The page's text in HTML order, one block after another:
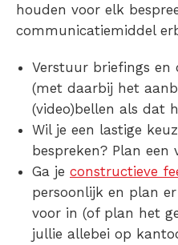
houden voor elk
communicatiemiddel
Verstuur briefings
(met daarbij het
(video)bellen als dat
Wil je een lastige
bespreken? Plan een
Ga je constructieve
persoonlijk en plan
voor in (of plan het
jullie allebei op